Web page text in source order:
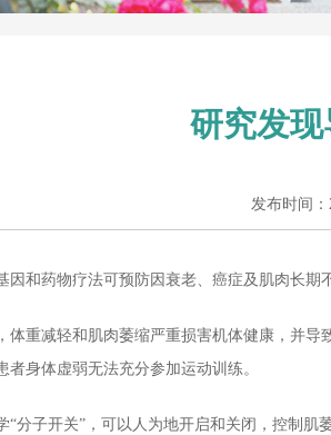
研究发
发布时间：
因和药物疗法可预防因衰老、癌症及肌肉长
体重减轻和肌肉萎缩严重损害机体健康，并
者身体虚弱无法充分参加运动训练。
“分子开关”，可以人为地开启和关闭，控制